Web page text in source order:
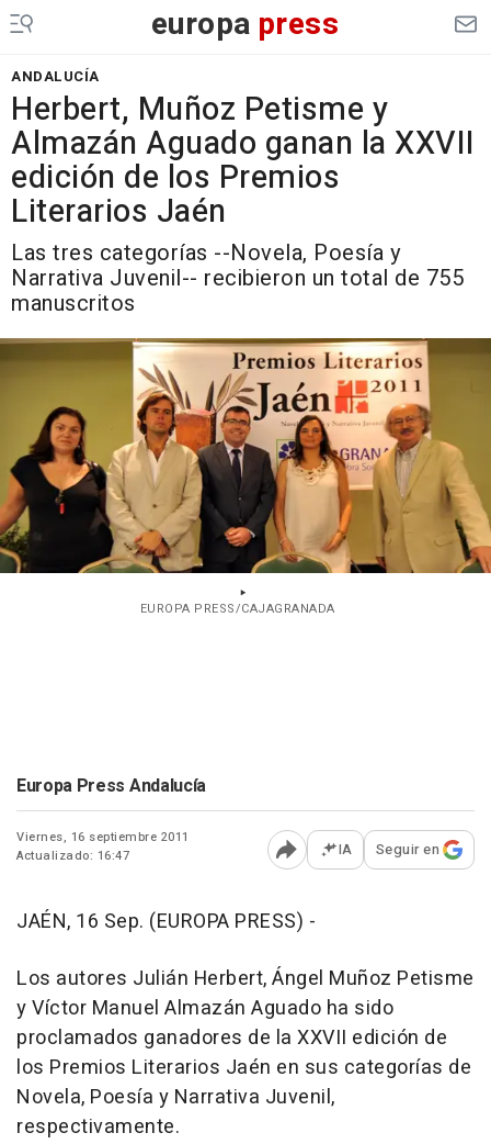
europa press
ANDALUCÍA
Herbert, Muñoz Petisme y
Almazán Aguado ganan la XXVII
edición de los Premios
Literarios Jaén
Las tres categorías --Novela, Poesía y
Narrativa Juvenil-- recibieron un total de 755
manuscritos
EUROPA PRESS/CAJAGRANADA
Europa Press Andalucía
Viernes, 16 septiembre 2011
Actualizado: 16:47
Abrir opciones para
IA Seguir en
JAÉN, 16 Sep. (EUROPA PRESS) -
Los autores Julián Herbert, Ángel Muñoz Petisme
y Víctor Manuel Almazán Aguado ha sido
proclamados ganadores de la XXVII edición de
los Premios Literarios Jaén en sus categorías de
Novela, Poesía y Narrativa Juvenil,
respectivamente.